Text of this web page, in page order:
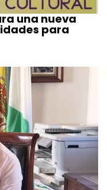
una nueva
para